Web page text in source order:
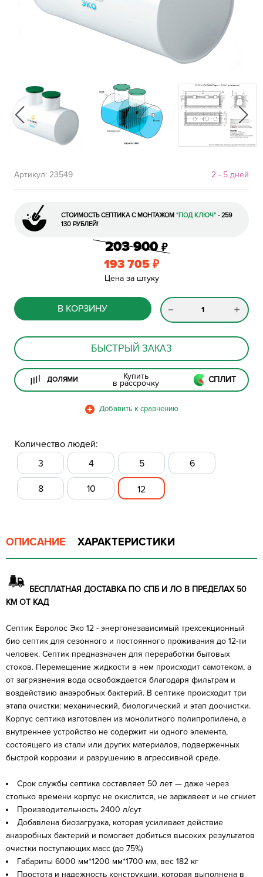
2 - 5 дней
Артикул: 23549
СТОИМОСТЬ СЕПТИКА С МОНТАЖОМ"ПОД КЛЮЧ" - 259
130 РУБЛЕЙ!
203 900₽
193 705 ₽
Цена за штуку
В КОРЗИНУ
БЫСТРЫЙ ЗАКАЗ
ДОЛЯМИ Купить
в рассрочку СПЛИТ
Количество людей:
3
4 5 6
8 10 12
ОПИСАНИЕ ХАРАКТЕРИСТИКИ
БЕСПЛАТНАЯ ДОСТАВКА ПО СПБ И ЛО В ПРЕДЕЛАХ 50
КМ ОТ КАД
Септик Евролос Эко 12 - энергонезависимый трехсекционный
био септик для сезонного и постоянного проживания до 12-ти
человек. Септик предназначен для переработки бытовых
стоков. Перемещение жидкости в нем происходит самотеком, а
от загрязнения вода освобождается благодаря фильтрам и
воздействию анаэробных бактерий. В септике происходит три
этапа очистки: механический, биологический и этап доочистки.
Корпус септика изготовлен из монолитного полипропилена, а
внутреннее устройство не содержит ни одного элемента,
состоящего из стали или других материалов, подверженных
быстрой коррозии и разрушению в агрессивной среде.
Cрок службы септика составляет 50 лет — даже через
столько времени корпус не окислится, не заржавеет и не сгниет
Производительность 2400 л/сут
Добавлена биозагрузка, которая усиливает действие
анаэробных бактерий и помогает добиться высоких результатов
очистки поступающих масс (до 75%)
Габариты 6000 мм*1200 мм*1700 мм, вес 182 кг
Простота и надежность конструкции, которая выполнена в